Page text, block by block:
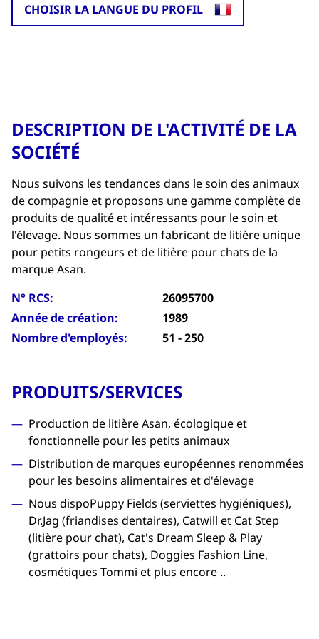
CHOISIR LA LANGUE DU PROFIL
DESCRIPTION DE L'ACTIVITÉ DE LA
SOCIÉTÉ
Nous suivons les tendances dans le soin des animaux
de compagnie et proposons une gamme complète de
produits de qualité et intéressants pour le soin et
l'élevage. Nous sommes un fabricant de litière unique
pour petits rongeurs et de litière pour chats de la
marque Asan.
N° RCS:
26095700
Année de création:
1989
Nombre d'employés:
51 - 250
PRODUITS/SERVICES
Production de litière Asan, écologique et
fonctionnelle pour les petits animaux
Distribution de marques européennes renommées
pour les besoins alimentaires et d'élevage
Nous dispoPuppy Fields (serviettes hygiéniques),
Dr.Jag (friandises dentaires), Catwill et Cat Step
(litière pour chat), Cat's Dream Sleep & Play
(grattoirs pour chats), Doggies Fashion Line,
cosmétiques Tommi et plus encore ..